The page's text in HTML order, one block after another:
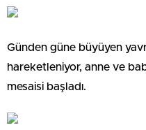
Günden güne büyüyen
hareketleniyor, anne ve
mesaisi başladı.